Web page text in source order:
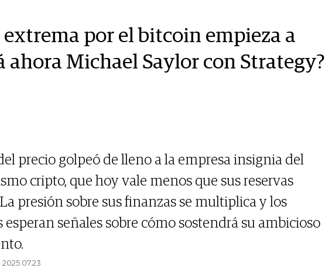
extrema por el bitcoin empieza a
ahora Michael Saylor con Strategy?
precio golpeó de lleno a la empresa insignia del
cripto, que hoy vale menos que sus reservas
presión sobre sus finanzas se multiplica y los
esperan señales sobre cómo sostendrá su ambicioso
07.23